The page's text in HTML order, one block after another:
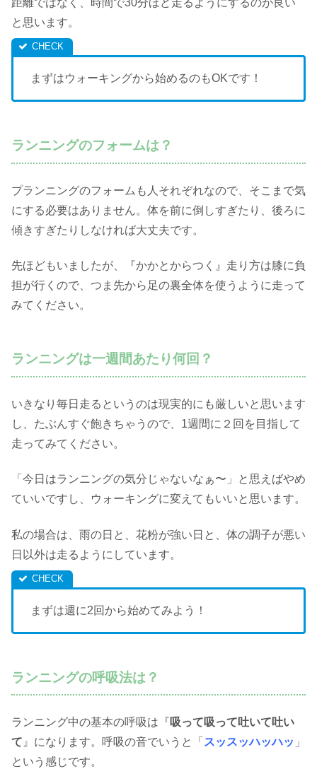
距離ではなく、時間で30分ほど走るようにするのが良い
と思います。
まずはウォーキングから始めるのもOKです！
ランニングのフォームは？
プランニングのフォームも人それぞれなので、そこまで気
にする必要はありません。体を前に倒しすぎたり、後ろに
傾きすぎたりしなければ大丈夫です。
先ほどもいましたが、『かかとからつく』走り方は膝に負
担が行くので、つま先から足の裏全体を使うように走って
みてください。
ランニングは一週間あたり何回？
いきなり毎日走るというのは現実的にも厳しいと思います
し、たぶんすぐ飽きちゃうので、1週間に２回を目指して
走ってみてください。
「今日はランニングの気分じゃないなぁ〜」と思えばやめ
ていいですし、ウォーキングに変えてもいいと思います。
私の場合は、雨の日と、花粉が強い日と、体の調子が悪い
日以外は走るようにしています。
まずは週に2回から始めてみよう！
ランニングの呼吸法は？
ランニング中の基本の呼吸は『 吸って吸って吐いて吐い
て』になります。呼吸の音でいうと「 スッスッハッハッ 」
という感じです。